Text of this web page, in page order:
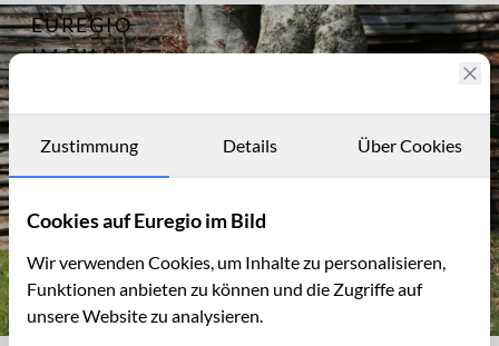
EUREGIO
IM BILD
Archiv
Kontakt
Archiv 4574
Zustimmung Details Über Cookies
Cookies auf Euregio im Bild
Wir verwenden Cookies, um Inhalte zu personalisieren,
Funktionen anbieten zu können und die Zugriffe auf
unsere Website zu analysieren.